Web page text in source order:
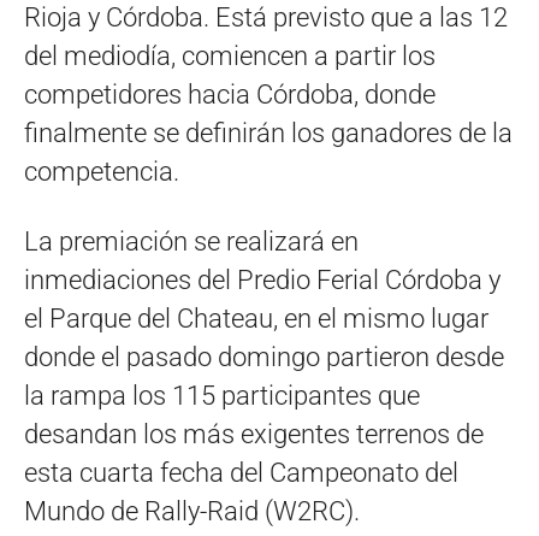
Rioja y Córdoba. Está previsto que a las 12
del mediodía, comiencen a partir los
competidores hacia Córdoba, donde
finalmente se definirán los ganadores de la
competencia.
La premiación se realizará en
inmediaciones del Predio Ferial Córdoba y
el Parque del Chateau, en el mismo lugar
donde el pasado domingo partieron desde
la rampa los 115 participantes que
desandan los más exigentes terrenos de
esta cuarta fecha del Campeonato del
Mundo de Rally-Raid (W2RC).